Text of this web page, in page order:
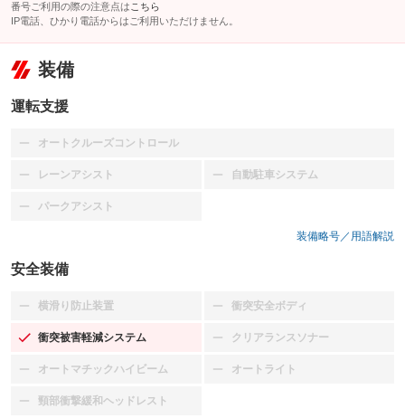
番号ご利用の際の注意点は こちら
IP電話、ひかり電話からはご利用いただけません。
装備
運転支援
オートクルーズコントロール
：装備なし
レーンアシスト
：装備なし 自動駐車システム
：装備なし
パークアシスト
：装備なし
装備略号／用語解説
安全装備
横滑り防止装置
：装備なし 衝突安全ボディ
：装備なし
衝突被害軽減システム
：装備あり クリアランスソナー
：装備なし
オートマチックハイビーム
：装備なし オートライト
：装備なし
頸部衝撃緩和ヘッドレスト
：装備なし